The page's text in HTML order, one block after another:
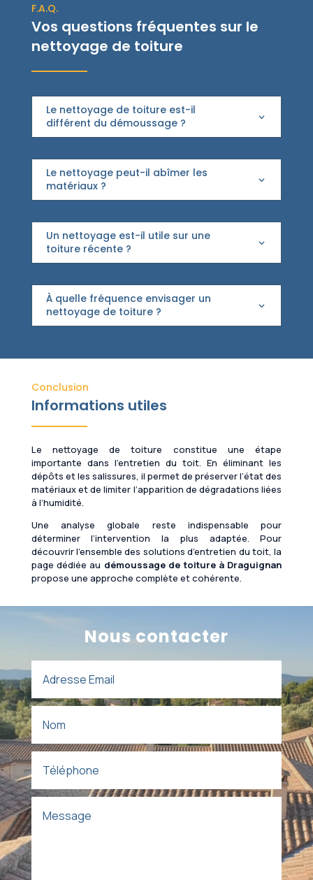
F.A.Q.
Vos questions fréquentes sur le
nettoyage de toiture
Le nettoyage de toiture est-il
différent du démoussage ?
Le nettoyage peut-il abîmer les
matériaux ?
Un nettoyage est-il utile sur une
toiture récente ?
À quelle fréquence envisager un
nettoyage de toiture ?
Conclusion
Informations utiles
Le nettoyage de toiture constitue une étape
importante dans l’entretien du toit. En éliminant les
dépôts et les salissures, il permet de préserver l’état des
matériaux et de limiter l’apparition de dégradations liées
à l’humidité.
Une analyse globale reste indispensable pour
déterminer l’intervention la plus adaptée. Pour
découvrir l’ensemble des solutions d’entretien du toit, la
page dédiée au démoussage de toiture à Draguignan
propose une approche complète et cohérente.
Nous contacter